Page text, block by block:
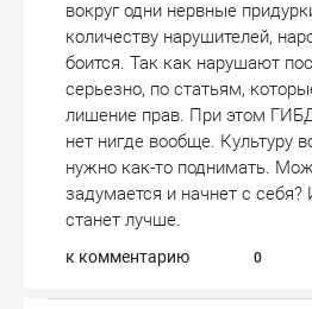
вокруг одни нервные
количеству нарушителей,
боится. Так как нарушают
серьезно, по статьям,
лишение прав. При этом
нет нигде вообще. Культуру
нужно как-то поднимать.
задумается и начнет с
станет лучше.
к комментарию 0